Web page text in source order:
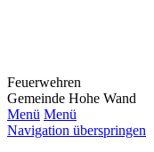
Feuerwehren
Gemeinde Hohe Wand
Menü Menü
Navigation überspringen